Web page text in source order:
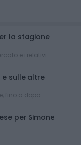
la stagione
e i relativi
e sulle altre
fino a dopo
per Simone